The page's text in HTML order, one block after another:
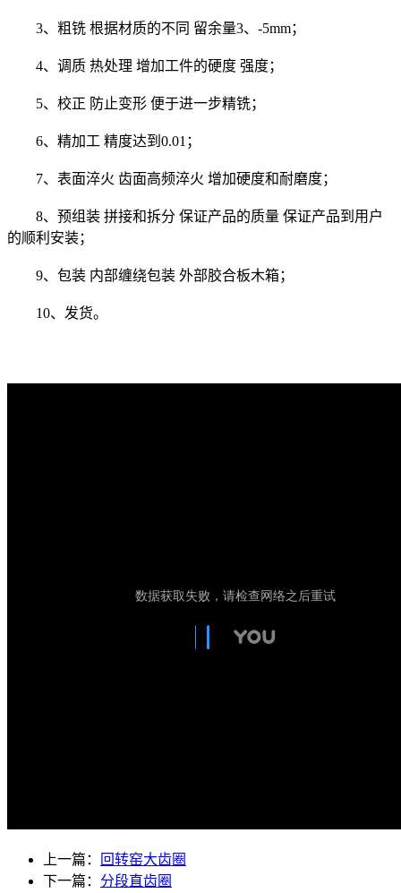
3、粗铣 根据材质的不同 留余量3、-5mm；
4、调质 热处理 增加工件的硬度 强度；
5、校正 防止变形 便于进一步精铣；
6、精加工 精度达到0.01；
7、表面淬火 齿面高频淬火 增加硬度和耐磨度；
8、预组装 拼接和拆分 保证产品的质量 保证产品到用户
的顺利安装；
9、包装 内部缠绕包装 外部胶合板木箱；
10、发货。
上一篇：
回转窑大齿圈
下一篇： 分段直齿圈